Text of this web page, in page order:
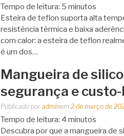
Tempo de leitura: 5 minutos
Esteira de teflon suporta alta
resistência térmica e baixa
com calor: a esteira de teflon
é um dos…
Mangueira de
segurança e
Publicado por adminem 2 de março de
Tempo de leitura: 4 minutos
Descubra por que a mangueira de